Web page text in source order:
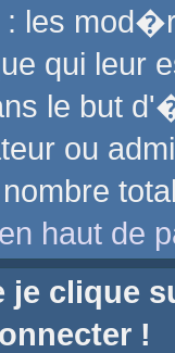
: les
qui leur
le but
ou
haut de
je clique
!